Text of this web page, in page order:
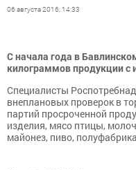
06 августа 2016, 14:33
С начала года в
килограммов продукции с
Специалисты
внеплановых проверок в
партий просроченной
изделия, мясо птицы,
майонез, пиво,